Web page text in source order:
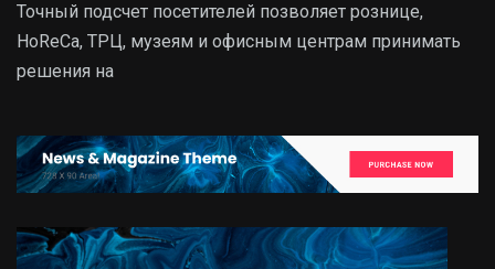
Точный подсчет посетителей позволяет рознице,
HoReCa, ТРЦ, музеям и офисным центрам принимать
решения на